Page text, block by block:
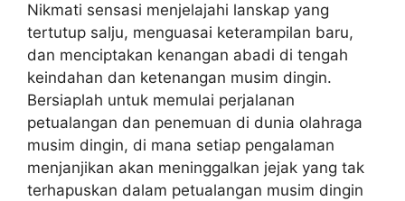
Nikmati sensasi menjelajahi lanskap yang
tertutup salju, menguasai keterampilan baru,
dan menciptakan kenangan abadi di tengah
keindahan dan ketenangan musim dingin.
Bersiaplah untuk memulai perjalanan
petualangan dan penemuan di dunia olahraga
musim dingin, di mana setiap pengalaman
menjanjikan akan meninggalkan jejak yang tak
terhapuskan dalam petualangan musim dingin